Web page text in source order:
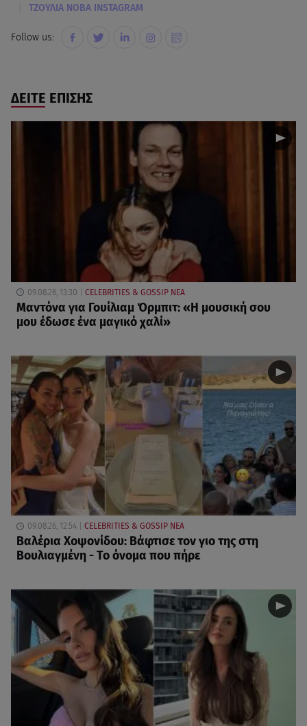
ΤΖΟΥΛΙΑ ΝΟΒΑ INSTAGRAM
Follow us:
ΔΕΙΤΕ ΕΠΙΣΗΣ
09.08.26, 13:30 CELEBRITIES & GOSSIP ΝΕΑ
Μαντόνα για Γουίλιαμ Όρμπιτ: «Η μουσική σου
μου έδωσε ένα μαγικό χαλί»
09.08.26, 12:54 CELEBRITIES & GOSSIP ΝΕΑ
Βαλέρια Χοψονίδου: Βάφτισε τον γιο της στη
Βουλιαγμένη - Το όνομα που πήρε